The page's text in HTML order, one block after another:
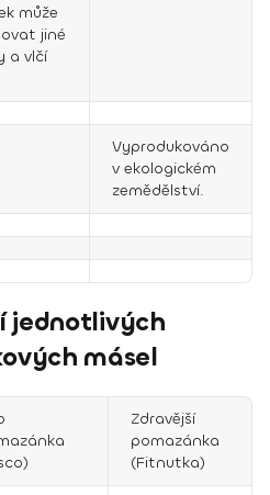
může
jiné
a vlčí
Vyprodukováno
v ekologickém
zemědělství.
jednotlivých
másel
Zdravější
pomazánka
(Fitnutka)